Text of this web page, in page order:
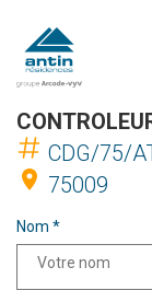
contenu
principal
CDG/75/
75009
Nom *